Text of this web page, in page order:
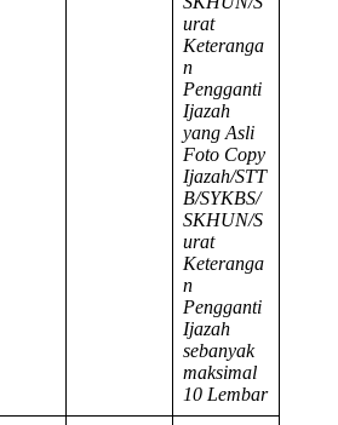
urat
Keteranga
n
Pengganti
Ijazah
yang Asli
Foto Copy
Ijazah/STT
B/SYKBS/
SKHUN/S
urat
Keteranga
n
Pengganti
Ijazah
sebanyak
maksimal
10 Lembar